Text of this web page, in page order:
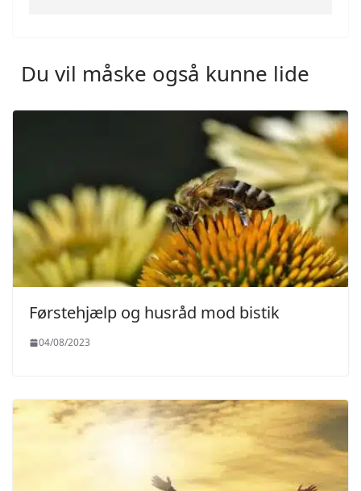
Du vil måske også kunne lide
Førstehjælp og husråd mod bistik
04/08/2023